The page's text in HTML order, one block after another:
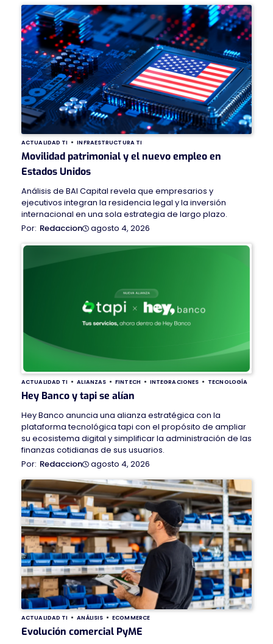
ACTUALIDAD TI INFRAESTRUCTURA TI
Movilidad patrimonial y el nuevo empleo en
Estados Unidos
Análisis de BAI Capital revela que empresarios y
ejecutivos integran la residencia legal y la inversión
internacional en una sola estrategia de largo plazo.
Redaccion
agosto 4, 2026
ACTUALIDAD TI ALIANZAS FINTECH INTEGRACIONES TECNOLOGÍA
Hey Banco y tapi se alían
Hey Banco anuncia una alianza estratégica con la
plataforma tecnológica tapi con el propósito de ampliar
su ecosistema digital y simplificar la administración de las
finanzas cotidianas de sus usuarios.
Redaccion
agosto 4, 2026
ACTUALIDAD TI ANÁLISIS ECOMMERCE
Evolución comercial PyME